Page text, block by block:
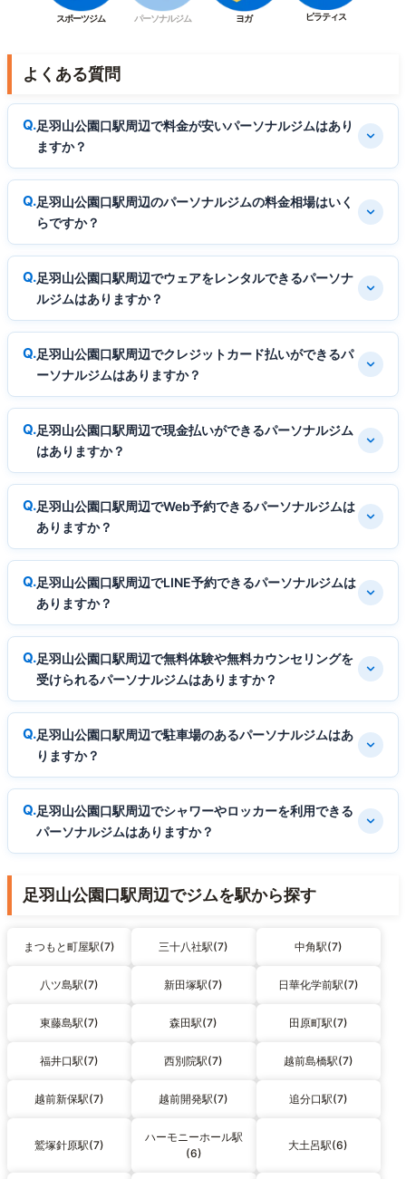
スポーツジム パーソナルジム ヨガ ピラティス
よくある質問
足羽山公園口駅周辺で料金が安いパーソナルジムはあり
ますか？
足羽山公園口駅周辺のパーソナルジムの料金相場はいく
らですか？
足羽山公園口駅周辺でウェアをレンタルできるパーソナ
ルジムはありますか？
足羽山公園口駅周辺でクレジットカード払いができるパ
ーソナルジムはありますか？
足羽山公園口駅周辺で現金払いができるパーソナルジム
はありますか？
足羽山公園口駅周辺でWeb予約できるパーソナルジムは
ありますか？
足羽山公園口駅周辺でLINE予約できるパーソナルジムは
ありますか？
足羽山公園口駅周辺で無料体験や無料カウンセリングを
受けられるパーソナルジムはありますか？
足羽山公園口駅周辺で駐車場のあるパーソナルジムはあ
りますか？
足羽山公園口駅周辺でシャワーやロッカーを利用できる
パーソナルジムはありますか？
足羽山公園口駅周辺でジムを駅から探す
まつもと町屋駅(7) 三十八社駅(7) 中角駅(7)
八ツ島駅(7) 新田塚駅(7) 日華化学前駅(7)
東藤島駅(7) 森田駅(7) 田原町駅(7)
福井口駅(7) 西別院駅(7) 越前島橋駅(7)
越前新保駅(7) 越前開発駅(7) 追分口駅(7)
鷲塚針原駅(7)
ハーモニーホール駅
(6)
大土呂駅(6)